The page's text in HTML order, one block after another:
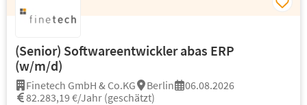
(Senior) Softwareentwickler abas ERP
(w/m/d)
Finetech GmbH & Co.KG Berlin
06.08.2026
82.283,19 €/Jahr (geschätzt)